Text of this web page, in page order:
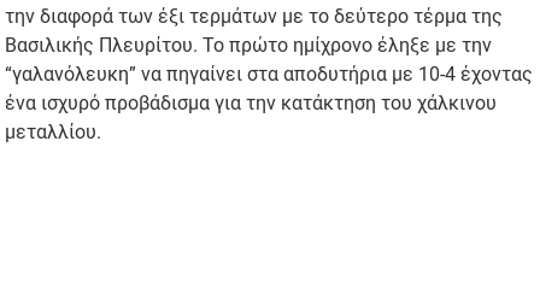
την διαφορά των έξι τερμάτων με το δεύτερο τέρμα της
Βασιλικής Πλευρίτου. Το πρώτο ημίχρονο έληξε με την
“γαλανόλευκη” να πηγαίνει στα αποδυτήρια με 10-4 έχοντας
ένα ισχυρό προβάδισμα για την κατάκτηση του χάλκινου
μεταλλίου.